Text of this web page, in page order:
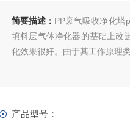
简要描述： PP废气吸收净化塔
填料层气体净化器的基础上改
化效果很好。由于其工作原理
产品型号：